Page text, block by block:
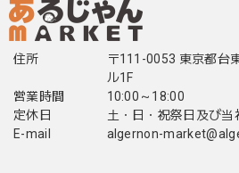
住所
〒111-0053 東京都台
ル1F
営業時間
10:00～18:00
定休日
土・日・祝祭日及び当
E-mail
algernon-